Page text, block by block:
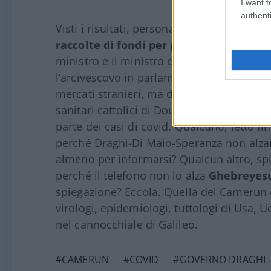
I want
Visti i risultati, personalità politiche e
raccolte di fondi per produrre grandi
ministro e il ministro della sanità hanno
l’arcivescovo in parlamento. Così, il
mercati stranieri, ma di somministrarli
sanitari cattolici di Douala e della
parte dei casi di covid. Qualcuno, letto
perché Draghi-Di Maio-Speranza non
almeno per informarsi? Qualcun altro,
perché il telefono non lo alza
spiegazione? Eccola. Quella del
virologi, epidemiologi, tuttologi di Usa,
nel cannocchiale di Galileo.
#CAMERUN #COVID #GOVERNO DRAGHI